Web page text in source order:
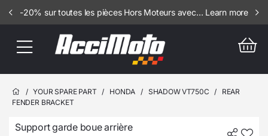
-20% sur toutes les pièces Hors Moteurs avec le code promo SUMMER20 Learn more
/ YOUR SPARE PART / HONDA / SHADOW VT750C /
REAR
FENDER BRACKET
Support garde boue arrière